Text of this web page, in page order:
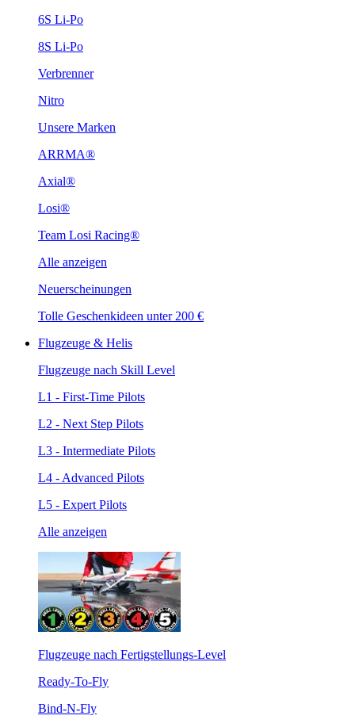
6S Li-Po
8S Li-Po
Verbrenner
Nitro
Unsere Marken
ARRMA®
Axial®
Losi®
Team Losi Racing®
Alle anzeigen
Neuerscheinungen
Tolle Geschenkideen unter 200 €
Flugzeuge & Helis
Flugzeuge nach Skill Level
L1 - First-Time Pilots
L2 - Next Step Pilots
L3 - Intermediate Pilots
L4 - Advanced Pilots
L5 - Expert Pilots
Alle anzeigen
Flugzeuge nach Fertigstellungs-Level
Ready-To-Fly
Bind-N-Fly